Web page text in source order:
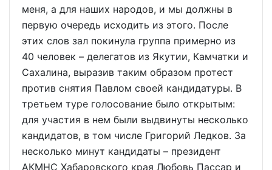
меня, а для наших народов, и мы должны в
первую очередь исходить из этого. После
этих слов зал покинула группа примерно из
40 человек – делегатов из Якутии, Камчатки и
Сахалина, выразив таким образом протест
против снятия Павлом своей кандидатуры. В
третьем туре голосование было открытым:
для участия в нем были выдвинуты несколько
кандидатов, в том числе Григорий Ледков. За
несколько минут кандидаты – президент
АКМНС Хабаровского края Любовь Пассар и